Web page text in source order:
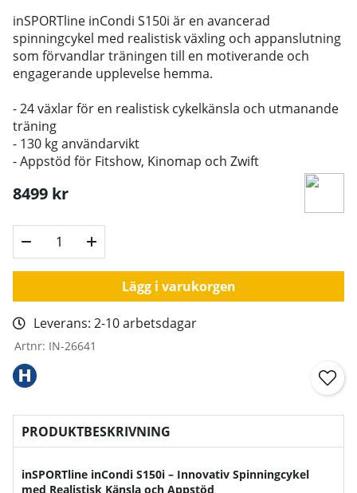
inSPORTline inCondi S150i är en avancerad
spinningcykel med realistisk växling och appanslutning
som förvandlar träningen till en motiverande och
engagerande upplevelse hemma.
- 24 växlar för en realistisk cykelkänsla och utmanande
träning
- 130 kg användarvikt
- Appstöd för Fitshow, Kinomap och Zwift
8499 kr
Lägg i varukorgen
Leverans: 2-10 arbetsdagar
Artnr: IN-26641
PRODUKTBESKRIVNING
inSPORTline inCondi S150i – Innovativ Spinningcykel
med Realistisk Känsla och Appstöd